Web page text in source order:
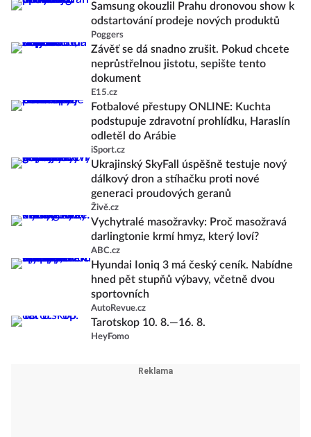
Samsung okouzlil Prahu dronovou show k
odstartování prodeje nových produktů
Poggers
Závěť se dá snadno zrušit. Pokud chcete
neprůstřelnou jistotu, sepište tento
dokument
E15.cz
Fotbalové přestupy ONLINE: Kuchta
podstupuje zdravotní prohlídku, Haraslín
odletěl do Arábie
iSport.cz
Ukrajinský SkyFall úspěšně testuje nový
dálkový dron a stíhačku proti nové
generaci proudových geranů
Živě.cz
Vychytralé masožravky: Proč masožravá
darlingtonie krmí hmyz, který loví?
ABC.cz
Hyundai Ioniq 3 má český ceník. Nabídne
hned pět stupňů výbavy, včetně dvou
sportovních
AutoRevue.cz
Tarotskop 10. 8.—16. 8.
HeyFomo